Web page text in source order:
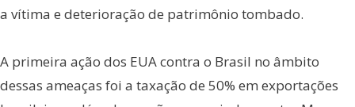
a vítima e deterioração de patrimônio tombado.
A primeira ação dos EUA contra o Brasil no âmbito
dessas ameaças foi a taxação de 50% em exportações